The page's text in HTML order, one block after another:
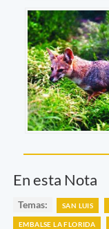
En esta Nota
Temas: SAN LUIS
EMBALSE LA FLORIDA